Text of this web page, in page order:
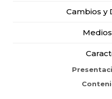
Cambios y